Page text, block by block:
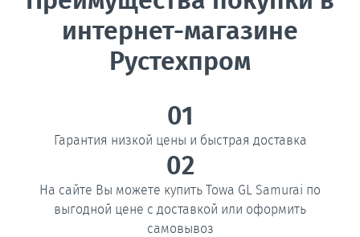
интернет-магазине
Рустехпром
01
Гарантия низкой цены и быстрая доставка
02
На сайте Вы можете купить Towa GL Samurai по
выгодной цене с доставкой или оформить
самовывоз